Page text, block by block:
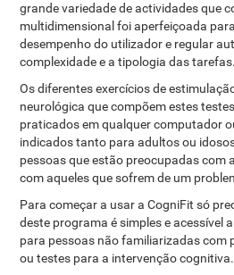
grande variedade de actividades que
multidimensional foi aperfeiçoada
desempenho do utilizador e regular
complexidade e a tipologia das tarefas.
Os diferentes exercícios de
neurológica que compõem estes
praticados em qualquer computador
indicados tanto para adultos ou
pessoas que estão preocupadas com
com aqueles que sofrem de um
Para começar a usar a CogniFit só
deste programa é simples e acessível
para pessoas não familiarizadas com
ou testes para a intervenção cognitiva.